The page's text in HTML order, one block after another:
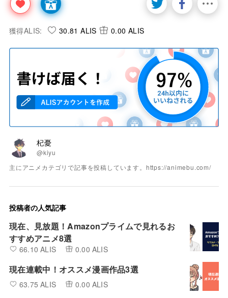
獲得ALIS: 30.81 ALIS 0.00 ALIS
杞憂
@kiyu
主にアニメカテゴリで記事を投稿しています。https://animebu.com/
投稿者の人気記事
現在、見放題！Amazonプライムで見れるお
すすめアニメ8選
66.10 ALIS 0.00 ALIS
現在連載中！オススメ漫画作品3選
63.75 ALIS 0.00 ALIS